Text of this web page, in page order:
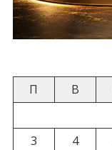
П
В
3
4